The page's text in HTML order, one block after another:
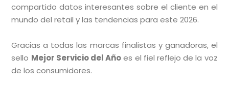
compartido datos interesantes sobre el cliente en el
mundo del retail y las tendencias para este 2026.
Gracias a todas las marcas finalistas y ganadoras, el
sello Mejor Servicio del Añoes el fiel reflejo de la voz
de los consumidores.